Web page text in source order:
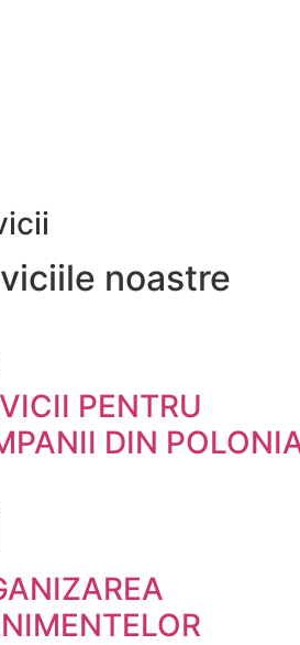
noastre
PENTRU
DIN